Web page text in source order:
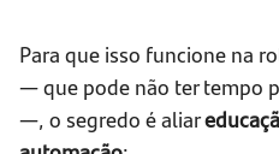
Para que isso funcione na
— que pode não ter tempo
—, o segredo é aliar